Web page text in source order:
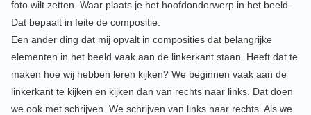
foto wilt zetten. Waar plaats je het hoofdonderwerp in het beeld.
Dat bepaalt in feite de compositie.
Een ander ding dat mij opvalt in composities dat belangrijke
elementen in het beeld vaak aan de linkerkant staan. Heeft dat te
maken hoe wij hebben leren kijken? We beginnen vaak aan de
linkerkant te kijken en kijken dan van rechts naar links. Dat doen
we ook met schrijven. We schrijven van links naar rechts. Als we